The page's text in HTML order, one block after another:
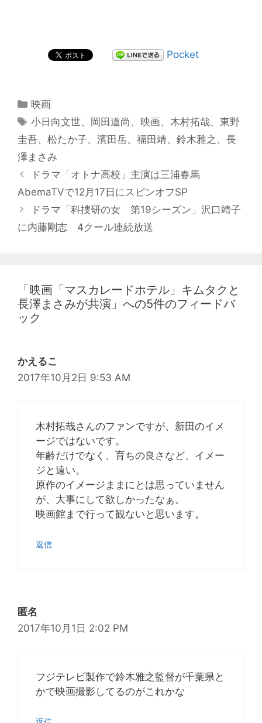
Pocket
カ
テ
ゴ
リ
ー
映画
タ
グ
小日向文世、 岡田道尚 、 映画、 木村拓哉、東野
圭吾、 松たか子、 濱田岳、 福田靖、 鈴木雅之 、 長
澤まさみ
投
稿
ビ
ゲ
ン
ドラマ「オトナ高校」主演は三浦春馬
AbemaTVで12月17日にスピンオフSP
ドラマ「科捜研の女 第19シーズン」沢口靖子
に内藤剛志 4クール連続放送
「映画「マスカレードホテル」キムタクと
長澤まさみが共演」への5件のフィードバ
ック
かえるこ
2017年10月2日 9:53 AM
木村拓哉さんのファンですが、新田のイメ
ージではないです。
年齢だけでなく、育ちの良さなど、イメー
ジと遠い。
原作のイメージままにとは思っていません
が、大事にして欲しかったなぁ。
映画館まで行って観ないと思います。
返信
匿名
2017年10月1日 2:02 PM
フジテレビ製作で鈴木雅之監督が千葉県と
かで映画撮影してるのがこれかな